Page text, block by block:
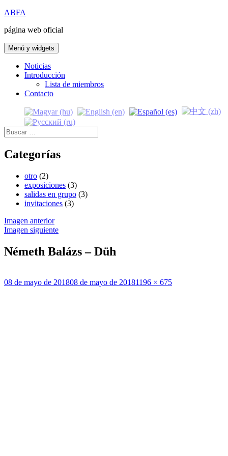
Saltar
contenido
ABFA
página web oficial
Menú y widgets
Noticias
Introducción
Lista de miembros
Contacto
Buscar:
Categorías
otro (2)
exposiciones (3)
salidas en grupo (3)
invitaciones (3)
Imagen anterior
Imagen siguiente
Németh Balázs – Düh
Publicado
08 de mayo de 201808 de mayo de 2018Tamaño
1196 × 675